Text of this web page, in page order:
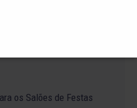
os Salões de Festas